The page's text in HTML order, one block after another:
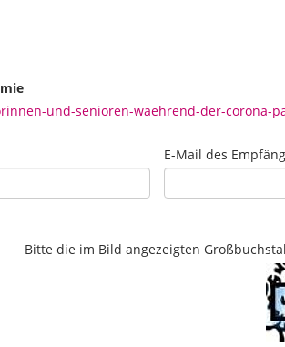
und-senioren-waehrend-der-corona-
E-Mail des
Bitte die im Bild angezeigten